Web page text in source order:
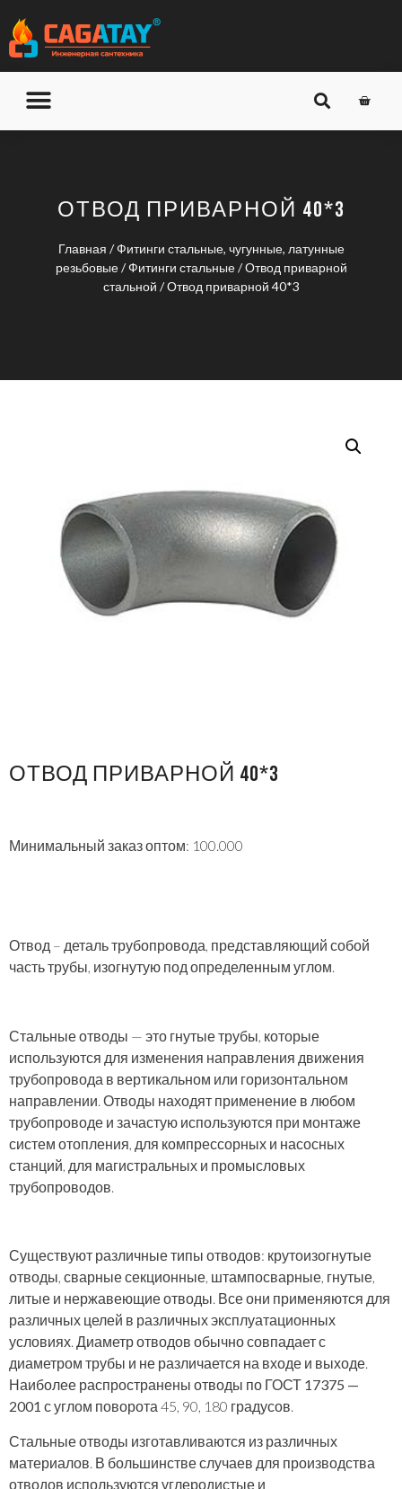
ОТВОД ПРИВАРНОЙ 40*3
Главная /Фитинги стальные, чугунные, латунные
резьбовые/Фитинги стальные/Отвод приварной
стальной / Отвод приварной 40*3
ОТВОД ПРИВАРНОЙ 40*3
Минимальный заказ оптом: 100.000
Отвод – деталь трубопровода, представляющий собой
часть трубы, изогнутую под определенным углом.
Стальные отводы — это гнутые трубы, которые
используются для изменения направления движения
трубопровода в вертикальном или горизонтальном
направлении. Отводы находят применение в любом
трубопроводе и зачастую используются при монтаже
систем отопления, для компрессорных и насосных
станций, для магистральных и промысловых
трубопроводов.
Существуют различные типы отводов: крутоизогнутые
отводы, сварные секционные, штампосварные, гнутые,
литые и нержавеющие отводы. Все они применяются для
различных целей в различных эксплуатационных
условиях. Диаметр отводов обычно совпадает с
диаметром трубы и не различается на входе и выходе.
Наиболее распространены отводы по ГОСТ 17375 —
2001 с углом поворота 45, 90, 180 градусов.
Стальные отводы изготавливаются из различных
материалов. В большинстве случаев для производства
отводов используются углеродистые и